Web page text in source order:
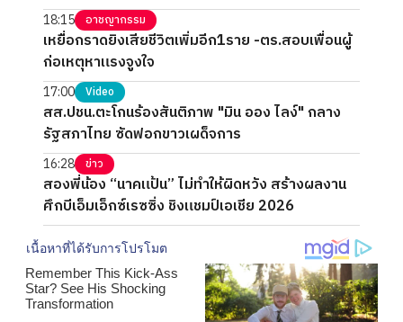
18:15 อาชญากรรม
เหยื่อกราดยิงเสียชีวิตเพิ่มอีก1ราย -ตร.สอบเพื่อนผู้
ก่อเหตุหาแรงจูงใจ
17:00 Video
สส.ปชน.ตะโกนร้องสันติภาพ "มิน ออง ไลง์" กลาง
รัฐสภาไทย ซัดฟอกขาวเผด็จการ
16:28 ข่าว
สองพี่น้อง “นาคแป้น” ไม่ทำให้ผิดหวัง สร้างผลงาน
ศึกบีเอ็มเอ็กซ์เรซซิ่ง ชิงแชมป์เอเชีย 2026